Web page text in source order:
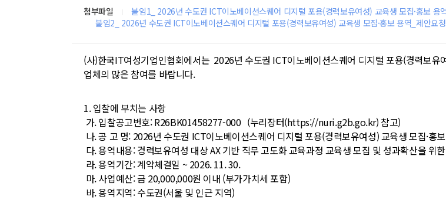
첨부파일
붙임1_ 2026년 수도권 ICT이노베이션스퀘어 디지털 포용(경력보유여성) 교육생 모집·홍보
붙임2_ 2026년 수도권 ICT이노베이션스퀘어 디지털 포용(경력보유여성) 교육생 모집·홍보 용역_제안요
(사)한국IT여성기업인협회에서는 2026년 수도권 ICT이노베이션스퀘어 디지털 포용(경력보유
업체의 많은 참여를 바랍니다.
1. 입찰에 부치는 사항
가. 입찰공고번호: R26BK01458277-000 (누리장터(https://nuri.g2b.go.kr) 참고)
나. 공 고 명: 2026년 수도권 ICT이노베이션스퀘어 디지털 포용(경력보유여성) 교육생 모집·홍
다. 용역내용: 경력보유여성 대상 AX 기반 직무 고도화 교육과정 교육생 모집 및 성과확산을 위
라. 용역기간: 계약체결일 ~ 2026. 11. 30.
마. 사업예산: 금 20,000,000원 이내 (부가가치세 포함)
바. 용역지역: 수도권(서울 및 인근 지역)